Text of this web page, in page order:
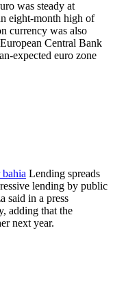
was steady at
eight-month high of
currency was also
Central Bank
expected euro zone
Lending spreads
lending by public
said in a press
adding that the
next year.